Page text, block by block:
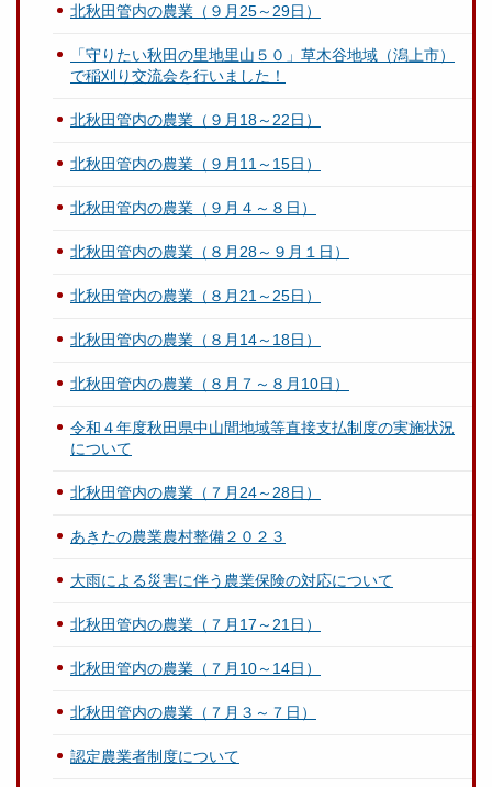
北秋田管内の農業（９月25～29日）
「守りたい秋田の里地里山５０」草木谷地域（潟上市）
で稲刈り交流会を行いました！
北秋田管内の農業（９月18～22日）
北秋田管内の農業（９月11～15日）
北秋田管内の農業（９月４～８日）
北秋田管内の農業（８月28～９月１日）
北秋田管内の農業（８月21～25日）
北秋田管内の農業（８月14～18日）
北秋田管内の農業（８月７～８月10日）
令和４年度秋田県中山間地域等直接支払制度の実施状況
について
北秋田管内の農業（７月24～28日）
あきたの農業農村整備２０２３
大雨による災害に伴う農業保険の対応について
北秋田管内の農業（７月17～21日）
北秋田管内の農業（７月10～14日）
北秋田管内の農業（７月３～７日）
認定農業者制度について